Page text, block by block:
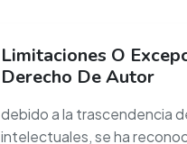
Limitaciones O
Derecho De Autor
debido a la trascendencia
intelectuales, se ha